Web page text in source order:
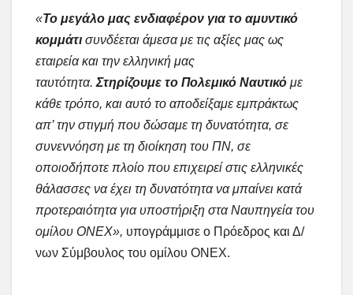
«Το μεγάλο μας ενδιαφέρον για το αμυντικό
κομμάτι συνδέεται άμεσα με τις αξίες μας ως
εταιρεία και την ελληνική μας
ταυτότητα. Στηρίζουμε το Πολεμικό Ναυτικό με
κάθε τρόπο, και αυτό το αποδείξαμε εμπράκτως
απ’ την στιγμή που δώσαμε τη δυνατότητα, σε
συνεννόηση με τη διοίκηση του ΠΝ, σε
οποιοδήποτε πλοίο που επιχειρεί στις ελληνικές
θάλασσες να έχει τη δυνατότητα να μπαίνει κατά
προτεραιότητα για υποστήριξη στα Ναυπηγεία του
ομίλου ΟΝΕΧ», υπογράμμισε ο Πρόεδρος και Δ/
νων Σύμβουλος του ομίλου ΟΝΕΧ.